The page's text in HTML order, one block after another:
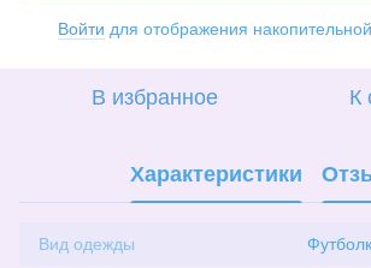
Войти для отображения
В избранное К
Характеристики
Вид одежды